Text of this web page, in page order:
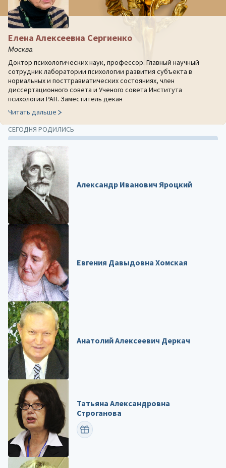
Елена Алексеевна Сергиенко
Москва
Доктор психологических наук, профессор. Главный научный
сотрудник лаборатории психологии развития субъекта в
нормальных и посттравматических состояниях, член
диссертационного совета и Ученого совета Института
психологии РАН. Заместитель декан
Читать дальше
СЕГОДНЯ РОДИЛИСЬ
Александр Иванович Яроцкий
Евгения Давыдовна Хомская
Анатолий Алексеевич Деркач
Татьяна Александровна
Строганова
ПОЗДРАВИТЬ